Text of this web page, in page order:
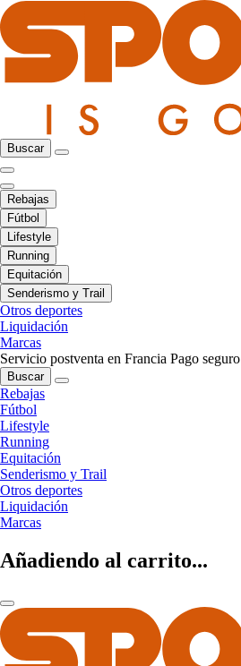
Buscar
Rebajas
Fútbol
Lifestyle
Running
Equitación
Senderismo y Trail
Otros deportes
Liquidación
Marcas
Servicio postventa en Francia Pago seguro
Buscar
Rebajas
Fútbol
Lifestyle
Running
Equitación
Senderismo y Trail
Otros deportes
Liquidación
Marcas
Añadiendo al carrito...